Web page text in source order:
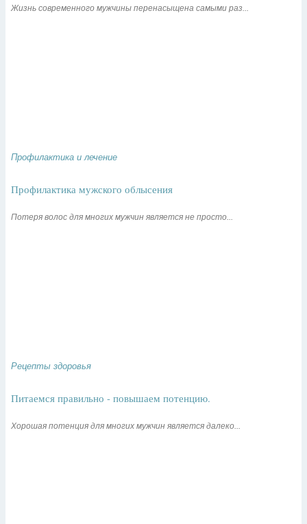
Жизнь современного мужчины перенасыщена самыми раз...
Профилактика и лечение
Профилактика мужского облысения
Потеря волос для многих мужчин является не просто...
Рецепты здоровья
Питаемся правильно - повышаем потенцию.
Хорошая потенция для многих мужчин является далеко...